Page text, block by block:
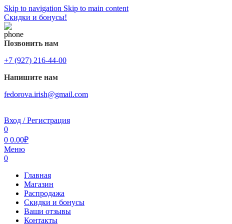
Skip to navigation Skip to main content
Скидки и бонусы!
Позвонить нам
+7 (927) 216-44-00
Напишите нам
fedorova.irish@gmail.com
Вход / Регистрация
0
0 0.00₽
Меню
0
Главная
Магазин
Распродажа
Cкидки и бонусы
Ваши отзывы
Контакты